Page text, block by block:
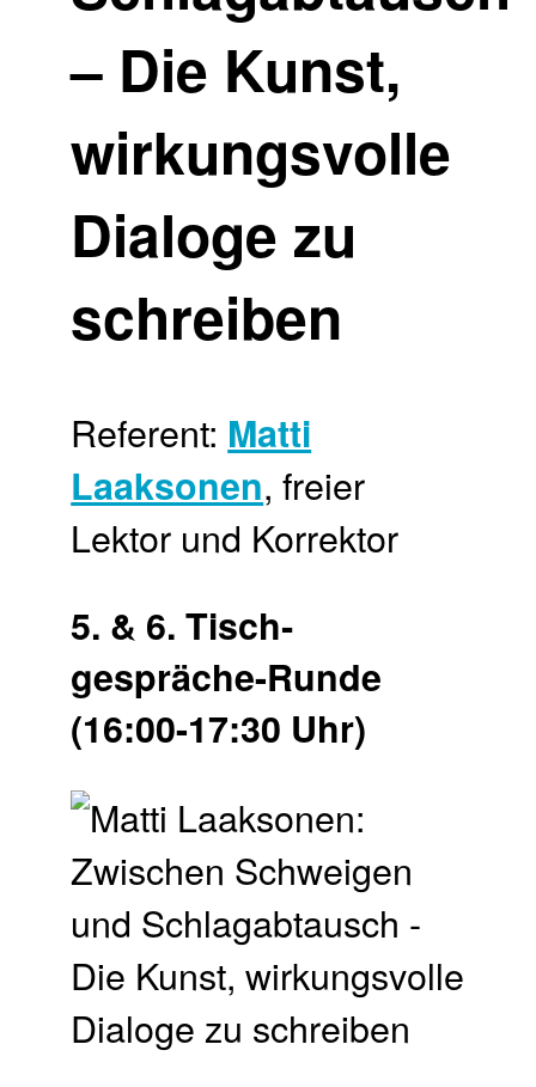
– Die Kunst,
wirkungsvolle
Dialoge zu
schreiben
Referent: Matti
Laaksonen, freier
Lektor und Korrektor
5. & 6. Tisch­
gespräche-Runde
(16:00-17:30 Uhr)